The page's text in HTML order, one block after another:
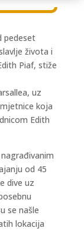
pedeset
života i
Piaf, stiže
uz
koja
Edith
od 45
dive uz
se našle
lokacija